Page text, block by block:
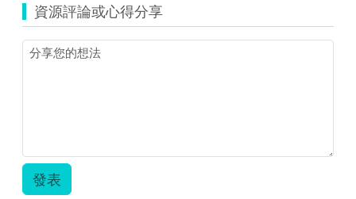
資源評論或心得分享
發表